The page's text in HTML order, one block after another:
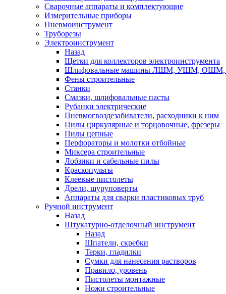
Сварочные аппараты и комплектующие
Измерительные приборы
Пневмоинструмент
Труборезы
Электроинструмент
Назад
Щетки для коллекторов электроинструмента
Шлифовальные машины ЛШМ, УШМ, ОШМ,
Фены строительные
Станки
Смазки, шлифовальные пасты
Рубанки электрические
Пневмогвоздезабиватели, расходники к ним
Пилы циркулярные и торцовочные, фрезеры
Пилы цепные
Перфораторы и молотки отбойные
Миксера строительные
Лобзики и сабельные пилы
Краскопульты
Клеевые пистолеты
Дрели, шуруповерты
Аппараты для сварки пластиковых труб
Ручной инструмент
Назад
Штукатурно-отделочный инструмент
Назад
Шпатели, скребки
Терки, гладилки
Сумки для нанесения растворов
Правило, уровень
Пистолеты монтажные
Ножи строительные